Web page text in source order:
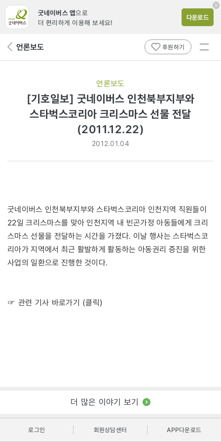
굿네이버스 앱으로
더 편리하게 이용해 보세요!
다운로드
뒤 언론보도 후원하기
전체
언론보도
[기호일보] 굿네이버스 인천북부지부와
스타벅스코리아 크리스마스 선물 전달
(2011.12.22)
2012.01.04
굿네이버스 인천북부지부와 스타벅스코리아 인천지역 직원들이
22일 크리스마스를 맞아 인천지역 내 빈곤가정 아동들에게 크리
스마스 선물을 전달하는 시간을 가졌다. 이날 행사는 스타벅스코
리아가 지역에서 최근 활발하게 활동하는 아동권리 증진을 위한
사업의 일환으로 진행한 것이다.
☞ 관련 기사 바로가기 (클릭)
더 많은 이야기 보기
로그인 회원상담센터 APP다운로드